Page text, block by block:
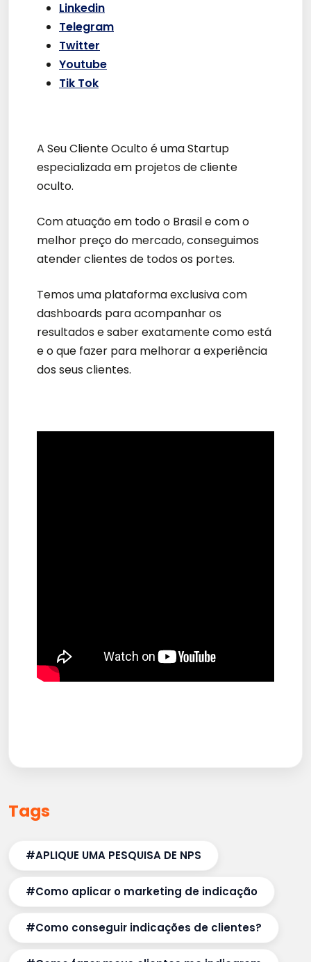
Linkedin
Telegram
Twitter
Youtube
Tik Tok
A Seu Cliente Oculto é uma Startup
especializada em projetos de cliente
oculto.
Com atuação em todo o Brasil e com o
melhor preço do mercado, conseguimos
atender clientes de todos os portes.
Temos uma plataforma exclusiva com
dashboards para acompanhar os
resultados e saber exatamente como está
e o que fazer para melhorar a experiência
dos seus clientes.
Tags
#APLIQUE UMA PESQUISA DE NPS
#Como aplicar o marketing de indicação
#Como conseguir indicações de clientes?